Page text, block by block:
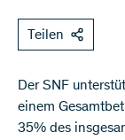
Teilen
Der SNF
einem
35% des